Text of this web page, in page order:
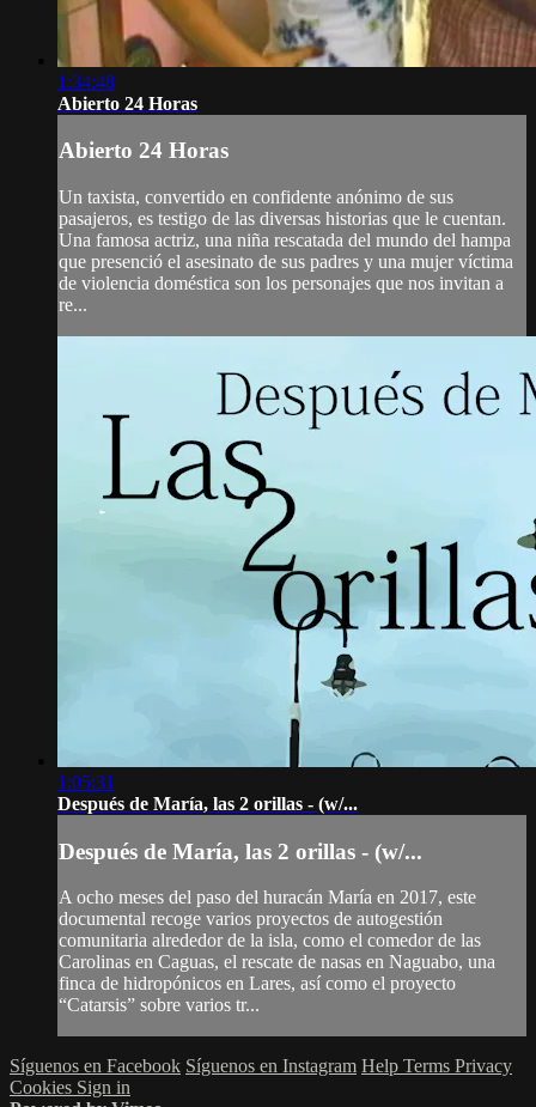
1:34:48
Abierto 24 Horas
Abierto 24 Horas
Un taxista, convertido en confidente anónimo de sus
pasajeros, es testigo de las diversas historias que le cuentan.
Una famosa actriz, una niña rescatada del mundo del hampa
que presenció el asesinato de sus padres y una mujer víctima
de violencia doméstica son los personajes que nos invitan a
re...
1:05:31
Después de María, las 2 orillas - (w/...
Después de María, las 2 orillas - (w/...
A ocho meses del paso del huracán María en 2017, este
documental recoge varios proyectos de autogestión
comunitaria alrededor de la isla, como el comedor de las
Carolinas en Caguas, el rescate de nasas en Naguabo, una
finca de hidropónicos en Lares, así como el proyecto
“Catarsis” sobre varios tr...
Síguenos en Facebook Síguenos en Instagram Help Terms Privacy
Cookies Sign in